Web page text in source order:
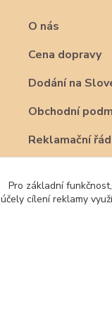
O nás
Cena dopravy
Dodání na
Obchodní
Reklamační řád
Pro základní
účely cílení reklamy